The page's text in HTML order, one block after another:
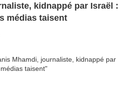
kidnappé par Israël :
médias taisent